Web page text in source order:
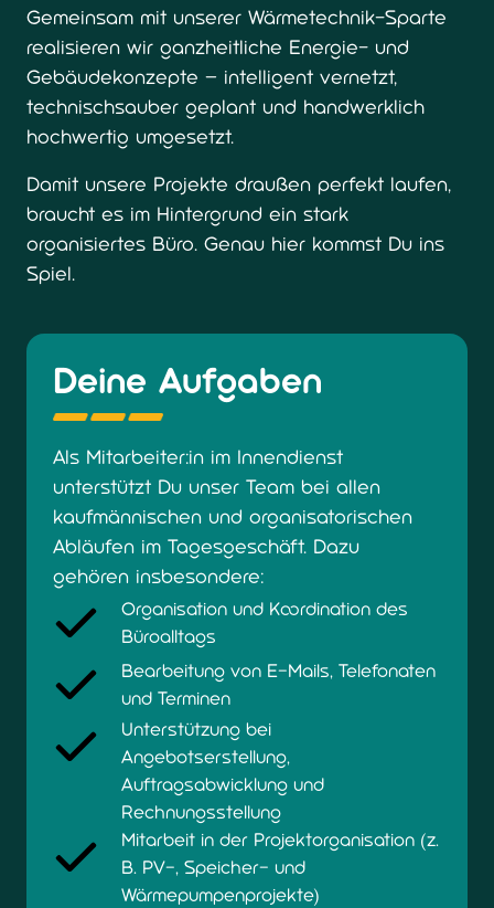
Gemeinsam mit unserer Wärmetechnik-Sparte
realisieren wir ganzheitliche Energie- und
Gebäudekonzepte – intelligent vernetzt,
technischsauber geplant und handwerklich
hochwertig umgesetzt.
Damit unsere Projekte draußen perfekt laufen,
braucht es im Hintergrund ein stark
organisiertes Büro. Genau hier kommst Du ins
Spiel.
Deine Aufgaben
Als Mitarbeiter:in im Innendienst
unterstützt Du unser Team bei allen
kaufmännischen und organisatorischen
Abläufen im Tagesgeschäft. Dazu
gehören insbesondere:
Organisation und Koordination des
Büroalltags
Bearbeitung von E-Mails, Telefonaten
und Terminen
Unterstützung bei
Angebotserstellung,
Auftragsabwicklung und
Rechnungsstellung
Mitarbeit in der Projektorganisation (z.
B. PV-, Speicher- und
Wärmepumpenprojekte)